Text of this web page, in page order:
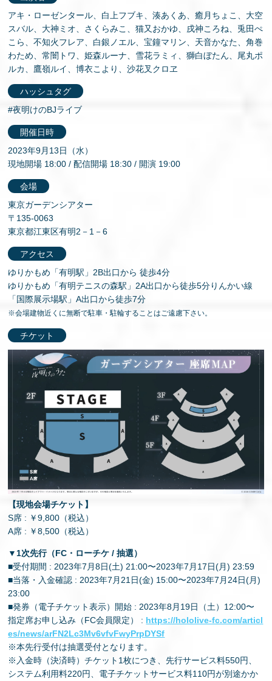
アキ・ローゼンタール、⽩上フブキ、湊あくあ、癒⽉ちょこ、⼤空
スバル、⼤神ミオ、さくらみこ、猫⼜おかゆ、戌神ころね、兎⽥ぺ
こら、不知⽕フレア、⽩銀ノエル、宝鐘マリン、天⾳かなた、⾓巻
わため、常闇トワ、姫森ルーナ、雪花ラミィ、獅⽩ぼたん、尾丸ポ
ルカ、鷹嶺ルイ、博⾐こより、沙花叉クロヱ
ハッシュタグ
#夜明けのBJライブ
開催⽇時
2023年9⽉13⽇（⽔）
現地開場 18:00 / 配信開場 18:30 / 開演 19:00
会場
東京ガーデンシアター
〒135-0063
東京都江東区有明2－1－6
アクセス
ゆりかもめ「有明駅」2B出⼝から 徒歩4分
ゆりかもめ「有明テニスの森駅」2A出⼝から徒歩5分りんかい線
「国際展⽰場駅」A出⼝から徒歩7分
※会場建物近くに無断で駐⾞・駐輪することはご遠慮下さい。
チケット
【現地会場チケット】
S席 : ￥9,800（税込）
A席 : ￥8,500（税込）
▼1次先⾏（FC・ローチケ / 抽選）
■受付期間 : 2023年7⽉8⽇(⼟) 21:00〜2023年7⽉17⽇(⽉) 23:59
■当落・⼊⾦確認 : 2023年7⽉21⽇(⾦) 15:00〜2023年7⽉24⽇(⽉)
23:00
■発券（電⼦チケット表⽰）開始 : 2023年8⽉19⽇（⼟）12:00〜
指定席お申し込み（FC会員限定） : https://hololive-fc.com/articl
es/news/arFN2Lc3Mv6vfvFwyPrpDYSf
※本先⾏受付は抽選受付となります。
※⼊⾦時（決済時）チケット1枚につき、先⾏サービス料550円、
システム利⽤料220円、電⼦チケットサービス料110円が別途かか